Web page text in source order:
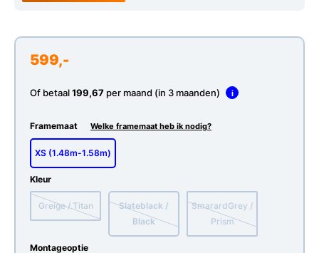
599,-
Of betaal199,67 per maand (in 3 maanden) i
Framemaat Welke framemaat heb ik nodig?
XS (1.48m-1.58m)
Kleur
Greige / Titan
Slateblack /
Black
SmarardGrey /
Prism
Montageoptie